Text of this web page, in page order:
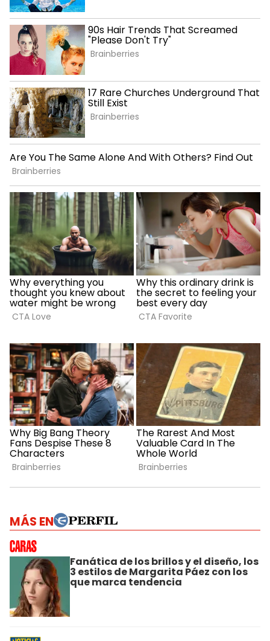
MÁS EN
Fanática de los brillos y el diseño, los
3 estilos de Margarita Páez con los
que marca tendencia